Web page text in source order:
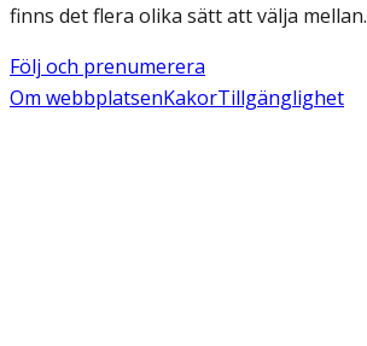
finns det flera olika sätt att välja mellan.
Följ och prenumerera
Om webbplatsenKakorTillgänglighet